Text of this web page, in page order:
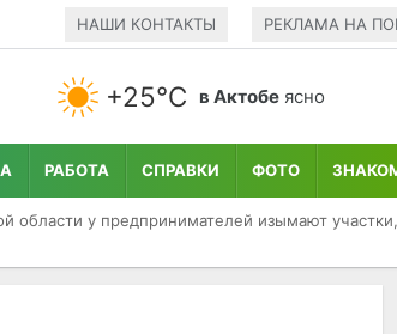
НАШИ КОНТАКТЫ РЕКЛАМА НА
+25°С в Актобе ясно
РАБОТА СПРАВКИ ФОТО
области у предпринимателей изымают